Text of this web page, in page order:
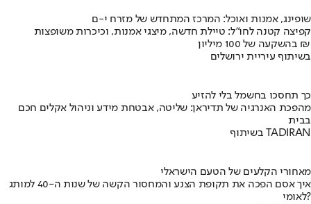
שופינג, אמנות ואוכל: המרכז המתחדש של מזרח י-ם
קפיצה קטנה לחו"ל: טיילת חדשה, מיצגי אמנות, וכיכרות משופצות
בהשקעה של 100 מיליון ₪
בשיתוף עיריית ירושלים
כך תחסכו בחשמל בלי להזיע
מהפכת האנרגיה של תדיראן: שליטה, אבטחת מידע וניהול אקלים חכם
בבית
בשיתוף TADIRAN
מאחורי הקלעים של הטעם הישראלי
איך אסם הפכה את תקופת הצנע והמחסור הקשה של שנות ה-40 למותג
לאומי?